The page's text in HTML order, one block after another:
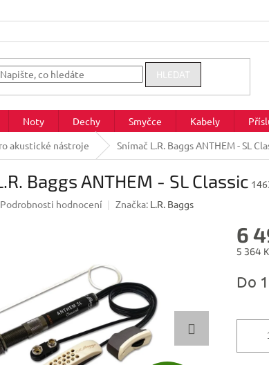
HLEDAT
Noty Dechy Smyčce Kabely
akustické nástroje Snímač L.R. Baggs ANTHEM - SL
Baggs ANTHEM - SL Classic
Podrobnosti hodnocení Značka: L.R. Baggs
6
5 364
cena:
Do